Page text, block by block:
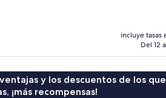
incluye tasas
Del 12
y los descuentos de los que
¡más recompensas!